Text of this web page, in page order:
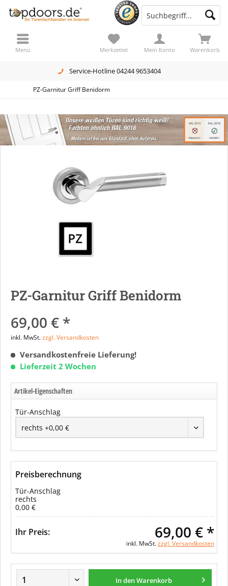
Service-Hotline 04244 9653404
Warenkorb
Merkzettel Mein Konto
Menü
PZ-Garnitur Griff Benidorm
PZ-Garnitur Griff Benidorm
69,00 € *
inkl. MwSt.zzgl. Versandkosten
Versandkostenfreie Lieferung!
Lieferzeit 2 Wochen
Artikel-Eigenschaften
Tür-Anschlag
Preisberechnung
Tür-Anschlag
rechts
0,00 €
Ihr Preis: 69,00 € *
inkl. MwSt.zzgl. Versandkosten
In den Warenkorb